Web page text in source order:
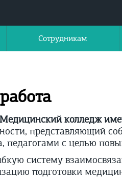
Сотрудникам
колледж
представляющий
с целью
систему
подготовки